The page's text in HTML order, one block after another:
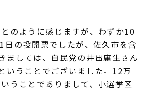
のように感じますが、わずか10
日の投開票でしたが、佐久市を含
ましては、自民党の井出庸生さん
いうことでございました。12万
うことでありまして、小選挙区